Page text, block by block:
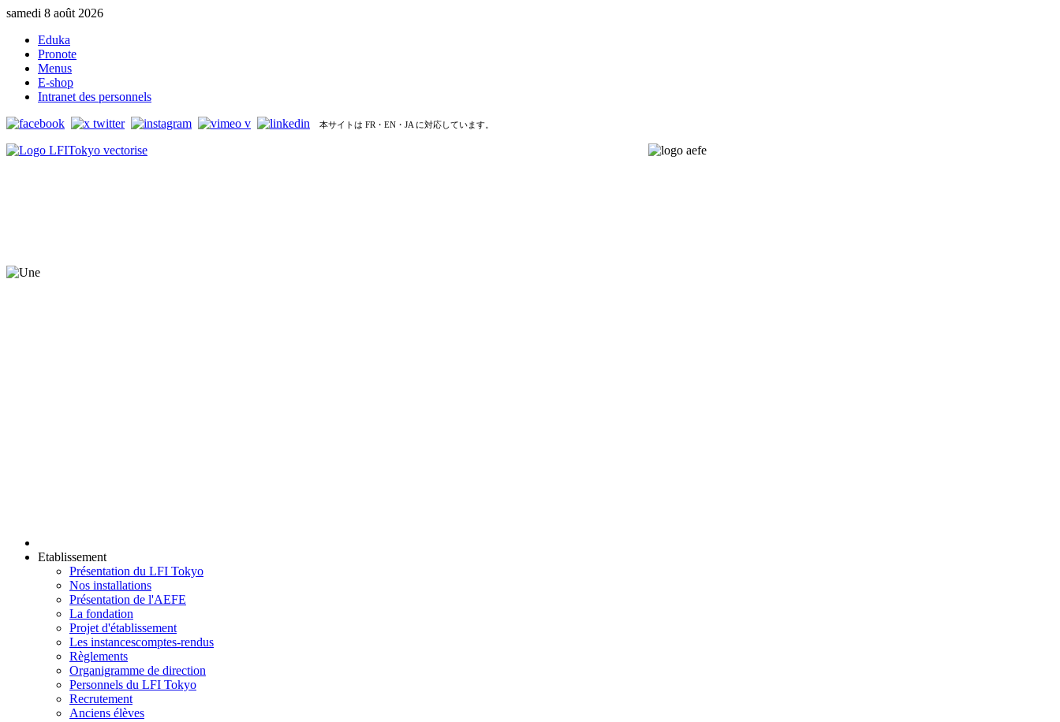
samedi 8 août 2026
Eduka
Pronote
Menus
E-shop
Intranet des personnels
本サイトは FR・EN・JA に対応しています。
Etablissement
Présentation du LFI Tokyo
Nos installations
Présentation de l'AEFE
La fondation
Projet d'établissement
Les instancescomptes-rendus
Règlements
Organigramme de direction
Personnels du LFI Tokyo
Recrutement
Anciens élèves